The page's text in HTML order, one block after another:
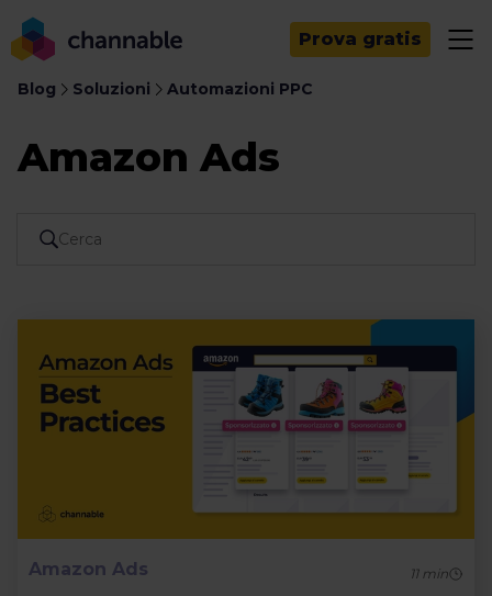
Prova gratis
Blog Soluzioni Automazioni PPC
Amazon Ads
Amazon Ads 11min